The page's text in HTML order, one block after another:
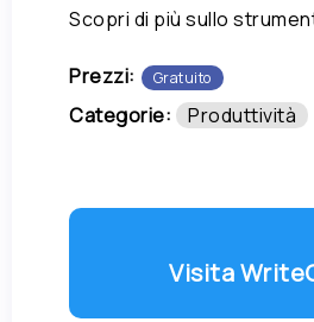
Scopri di più sullo
Prezzi: Gratuito
Categorie: Produttività
Visita